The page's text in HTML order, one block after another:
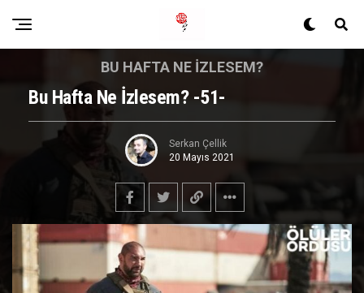
BU HAFTA NE İZLESEM?
Bu Hafta Ne İzlesem? -51-
Serkan Çellik
20 Mayıs 2021